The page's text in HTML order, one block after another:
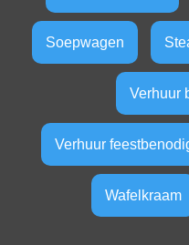
Soepwagen
Verhuur
Verhuur
Wafelkraam